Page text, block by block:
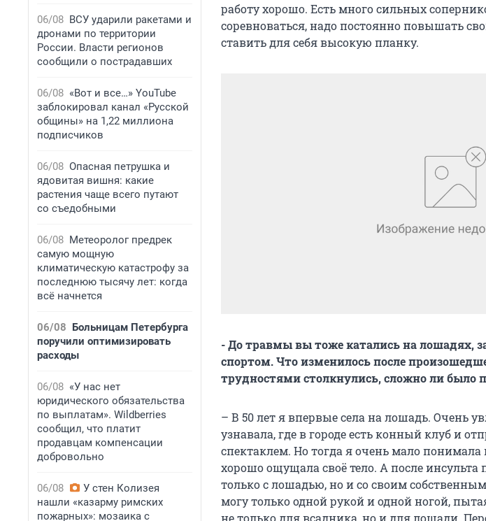
06/08 ВСУ ударили ракетами и
дронами по территории
России. Власти регионов
сообщили о пострадавших
06/08 «Вот и все…» YouTube
заблокировал канал «Русской
общины» на 1,22 миллиона
подписчиков
06/08 Опасная петрушка и
ядовитая вишня: какие
растения чаще всего путают
со съедобными
06/08 Метеоролог предрек
самую мощную
климатическую катастрофу за
последнюю тысячу лет: когда
всё начнется
06/08 Больницам Петербурга
поручили оптимизировать
расходы
06/08 «У нас нет
юридического обязательства
по выплатам». Wildberries
сообщил, что платит
продавцам компенсации
добровольно
06/08
У стен Колизея
нашли «казарму римских
пожарных»: мозаика с
работу хорошо. Есть много сильных
соревноваться, надо постоянно повышать
ставить для себя высокую планку.
- До травмы вы тоже катались на лошадях,
спортом. Что изменилось после
трудностями столкнулись, сложно ли было
– В 50 лет я впервые села на лошадь. Очень
узнавала, где в городе есть конный клуб и
спектаклем. Но тогда я очень мало понимала
хорошо ощущала своё тело. А после
только с лошадью, но и со своим
могу только одной рукой и одной ногой,